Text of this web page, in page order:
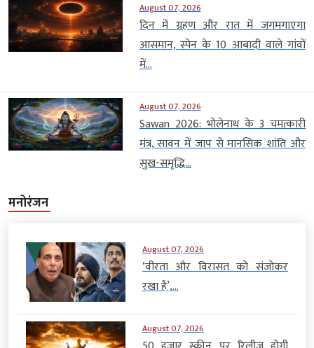
August 07, 2026
दिन में ग्रहण और रात में जगमगाएगा
आसमान, स्पेन के 10 आबादी वाले गांवों
में...
August 07, 2026
Sawan 2026: भोलेनाथ के 3 चमत्कारी
मंत्र, सावन में जाप से मानसिक शांति और
सुख-समृद्धि...
मनोरंजन
August 07, 2026
‘वीरता और विरासत को संजोकर
रखा है’,...
August 07, 2026